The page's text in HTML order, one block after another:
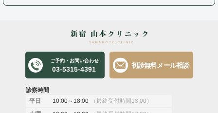
ご予約・お問い合わせ
03-5315-4391
初診無料メール相談
診察時間
平日 10:00～18:00 （最終受付時間18:00）